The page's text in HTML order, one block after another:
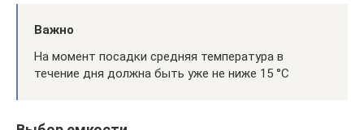
Важно
На момент посадки средняя температура в
течение дня должна быть уже не ниже 15 °C